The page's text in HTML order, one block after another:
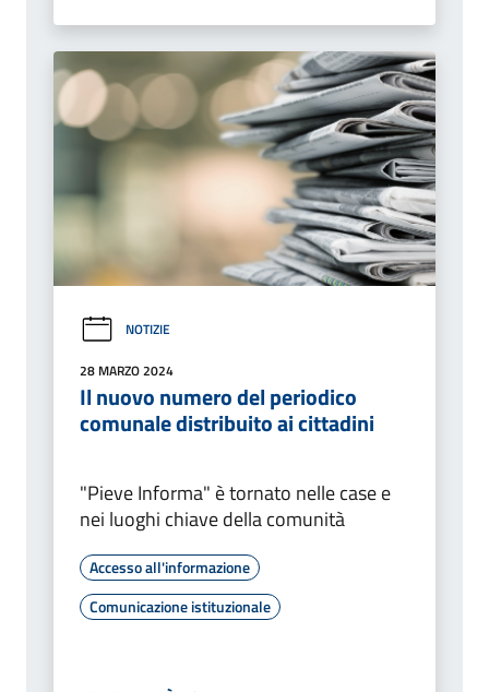
NOTIZIE
28 MARZO 2024
Il nuovo numero del periodico
comunale distribuito ai cittadini
"Pieve Informa" è tornato nelle case e
nei luoghi chiave della comunità
Accesso all'informazione
Comunicazione istituzionale